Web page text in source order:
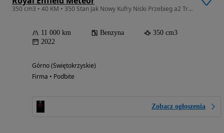
350 cm3 • 40 KM • 350 Stan Jak Nowy Kufry Niski Przebieg a2 Transport Raty chopper
11 000 km Benzyna
350 cm3
2022
Górno (Świętokrzyskie)
Firma • Podbite
Zobacz ogłoszenia